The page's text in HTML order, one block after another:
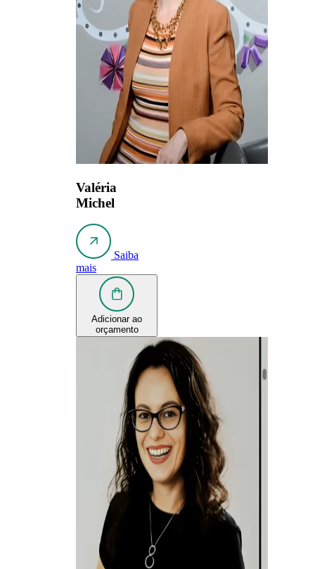
Valéria
Michel
Saiba
mais
Adicionar ao
orçamento